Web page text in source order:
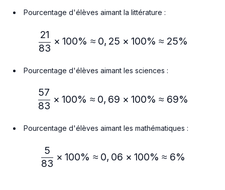
Pourcentage d'élèves aimant la littérature :
\frac{21}{83} × 100\% ≈
83
21
× 100% ≈ 0, 25 × 100% ≈ 25%
Pourcentage d'élèves aimant les sciences :
\frac{57}{83} × 100\% ≈
83
57
× 100% ≈ 0, 69 × 100% ≈ 69%
Pourcentage d'élèves aimant les mathématiques :
\frac{5}{83} × 100\% ≈
83
5
× 100% ≈ 0, 06 × 100% ≈ 6%